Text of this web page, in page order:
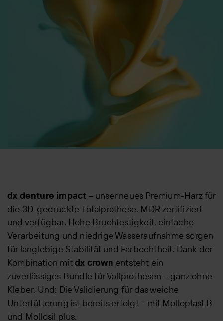
dx denture impact – unser neues Premium-Harz für
die 3D-gedruckte Totalprothese. MDR zertifiziert
und verfügbar. Hohe Bruchfestigkeit, einfache
Verarbeitung und niedrige Wasseraufnahme sorgen
für langlebige Stabilität und Farbechtheit. Dank der
Kombination mit dx crown entsteht ein
zuverlässiges Bundle für Vollprothesen – ganz ohne
Kleber. Und: Die Validierung für das weiche
Unterfütterung ist bereits erfolgt – mit Molloplast B
und Mollosil plus.